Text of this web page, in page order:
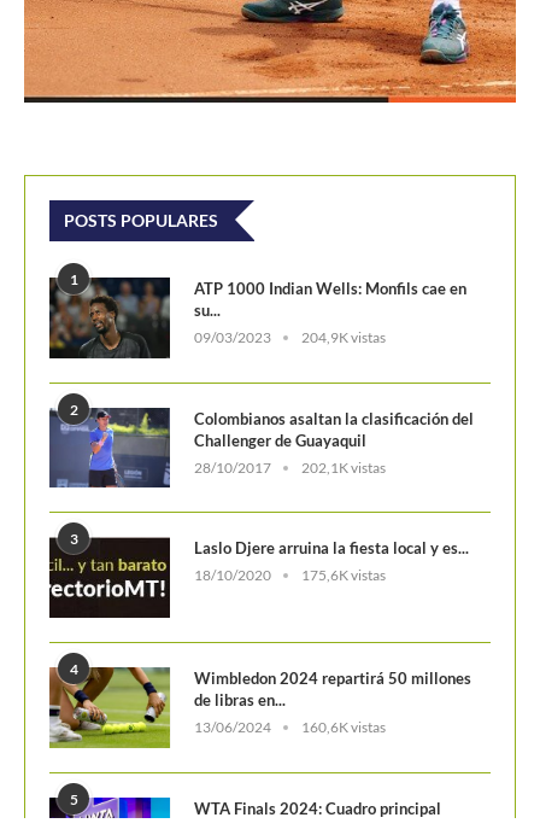
POSTS POPULARES
1
ATP 1000 Indian Wells: Monfils cae en
su...
09/03/2023 204,9K vistas
2
Colombianos asaltan la clasificación del
Challenger de Guayaquil
28/10/2017 202,1K vistas
3 Laslo Djere arruina la fiesta local y es...
18/10/2020 175,6K vistas
4
Wimbledon 2024 repartirá 50 millones
de libras en...
13/06/2024 160,6K vistas
5 WTA Finals 2024: Cuadro principal